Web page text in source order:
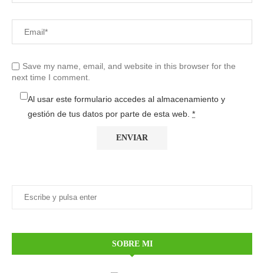
Save my name, email, and website in this browser for the
next time I comment.
Al usar este formulario accedes al almacenamiento y
gestión de tus datos por parte de esta web. *
SOBRE MI